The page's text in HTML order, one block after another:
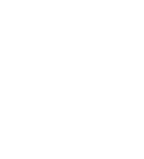
Sicheres
Schnelle